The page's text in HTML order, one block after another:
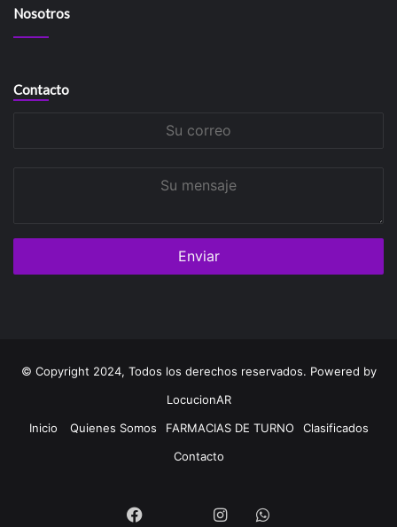
Nosotros
Contacto
© Copyright 2024, Todos los derechos reservados. Powered by
LocucionAR
Inicio
Quienes Somos FARMACIAS DE TURNO
Clasificados
Contacto
Facebook InstagramWhatsapp